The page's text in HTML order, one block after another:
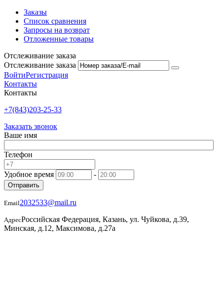
Заказы
Список сравнения
Запросы на возврат
Отложенные товары
Отслеживание заказа
Отслеживание заказа
ВойтиРегистрация
Контакты
Контакты
+7(843)203-25-33
Заказать звонок
Ваше имя
Телефон
Удобное время -
Отправить
Email2032533@mail.ru
АдресРоссийская Федерация, Казань, ул. Чуйкова, д.39,
Минская, д.12, Максимова, д.27а